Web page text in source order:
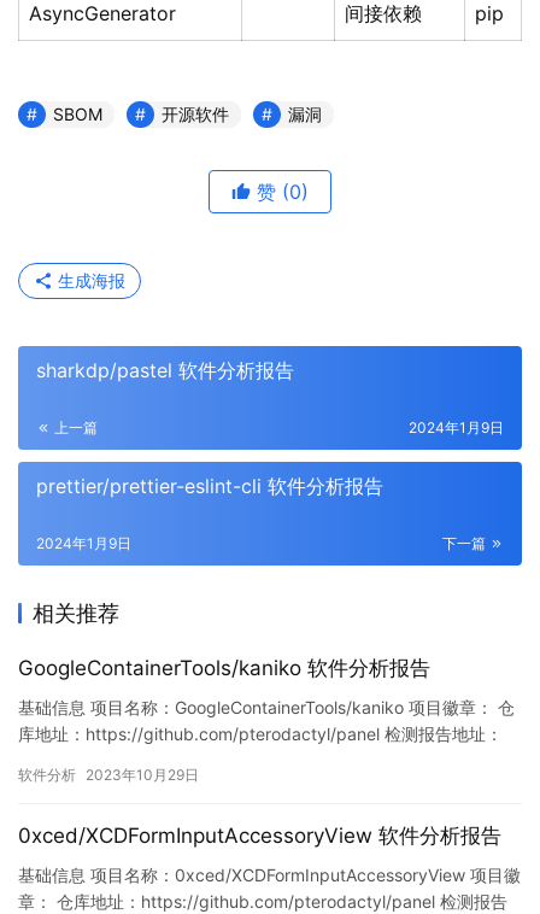
AsyncGenerator 间接依赖 pip
SBOM 开源软件 漏洞
赞 (0)
生成海报
sharkdp/pastel 软件分析报告
上一篇 2024年1月9日
prettier/prettier-eslint-cli 软件分析报告
下一篇
2024年1月9日
相关推荐
GoogleContainerTools/kaniko 软件分析报告
基础信息 项目名称：GoogleContainerTools/kaniko 项目徽章： 仓
库地址：https://github.com/pterodactyl/panel 检测报告地址：
26688/1718303538622889984 此报告由Mu…
软件分析 2023年10月29日
0xced/XCDFormInputAccessoryView 软件分析报告
基础信息 项目名称：0xced/XCDFormInputAccessoryView 项目徽
章： 仓库地址：https://github.com/pterodactyl/panel 检测报告